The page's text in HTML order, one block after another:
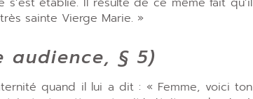
sainte Vierge Marie. »
audience, § 5)
quand il lui a dit : « Femme, voici ton